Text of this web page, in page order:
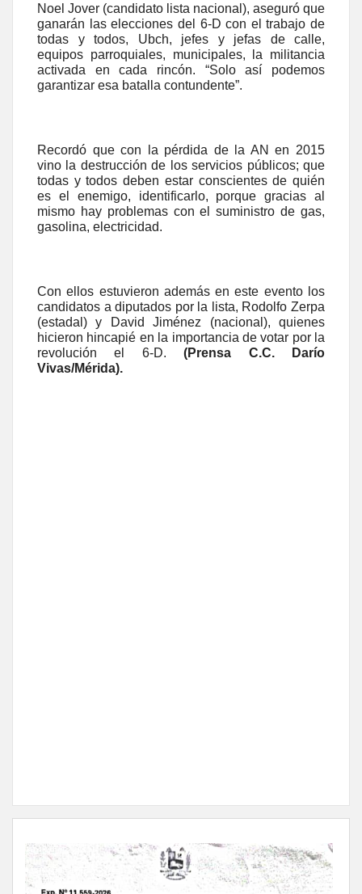
Noel Jover (candidato lista nacional), aseguró que
ganarán las elecciones del 6-D con el trabajo de
todas y todos, Ubch, jefes y jefas de calle,
equipos parroquiales, municipales, la militancia
activada en cada rincón. “Solo así podemos
garantizar esa batalla contundente”.
Recordó que con la pérdida de la AN en 2015
vino la destrucción de los servicios públicos; que
todas y todos deben estar conscientes de quién
es el enemigo, identificarlo, porque gracias al
mismo hay problemas con el suministro de gas,
gasolina, electricidad.
Con ellos estuvieron además en este evento los
candidatos a diputados por la lista, Rodolfo Zerpa
(estadal) y David Jiménez (nacional), quienes
hicieron hincapié en la importancia de votar por la
revolución el 6-D.
(Prensa C.C. Darío
Vivas/Mérida).